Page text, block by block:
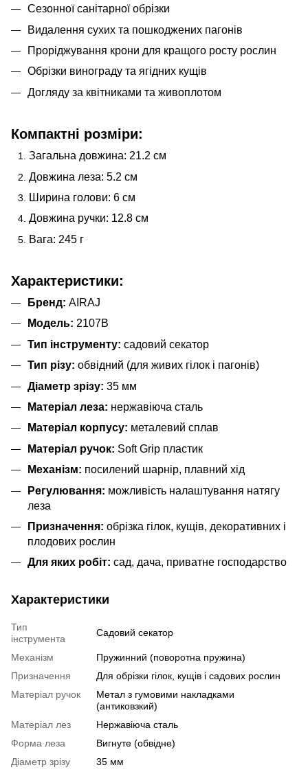
Сезонної санітарної обрізки
Видалення сухих та пошкоджених пагонів
Проріджування крони для кращого росту рослин
Обрізки винограду та ягідних кущів
Догляду за квітниками та живоплотом
Компактні розміри:
Загальна довжина: 21.2 см
Довжина леза: 5.2 см
Ширина голови: 6 см
Довжина ручки: 12.8 см
Вага: 245 г
Характеристики:
Бренд: AIRAJ
Модель: 2107B
Тип інструменту: садовий секатор
Тип різу: обвідний (для живих гілок і пагонів)
Діаметр зрізу: 35 мм
Матеріал леза: нержавіюча сталь
Матеріал корпусу: металевий сплав
Матеріал ручок: Soft Grip пластик
Механізм: посилений шарнір, плавний хід
Регулювання: можливість налаштування натягу
леза
Призначення: обрізка гілок, кущів, декоративних і
плодових рослин
Для яких робіт: сад, дача, приватне господарство
Характеристики
Тип
інструмента
Садовий секатор
Механізм
Пружинний (поворотна пружина)
Призначення
Для обрізки гілок, кущів і садових рослин
Матеріал ручок
Метал з гумовими накладками
(антиковзкий)
Матеріал лез
Нержавіюча сталь
Форма леза
Вигнуте (обвідне)
Діаметр зрізу
35 мм